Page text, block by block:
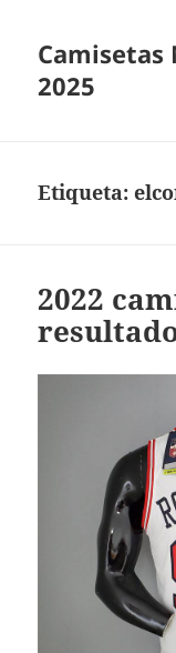
Camisetas
2025
Etiqueta:
2022